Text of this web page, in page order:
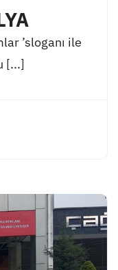
’sloganı ile
[...]